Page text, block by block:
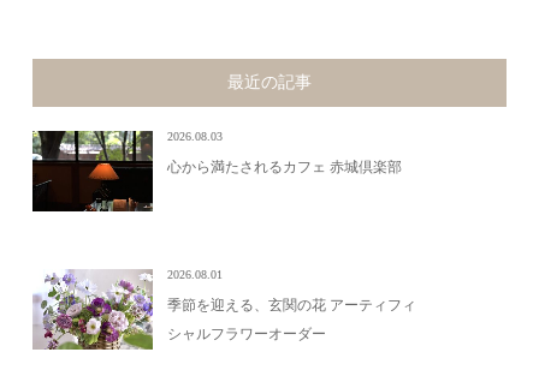
最近の記事
2026.08.03
心から満たされるカフェ 赤城倶楽部
2026.08.01
季節を迎える、玄関の花 アーティフィ
シャルフラワーオーダー